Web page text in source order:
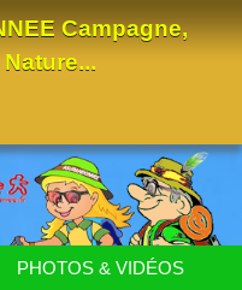
Campagne,
PHOTOS & VIDÉOS